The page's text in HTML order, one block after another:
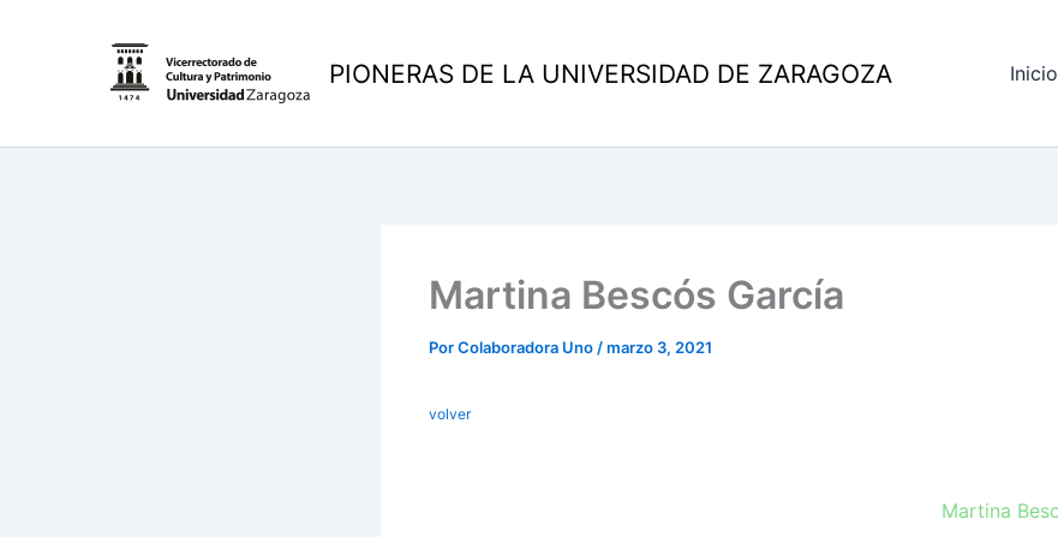
PIONERAS DE LA UNIVERSIDAD DE ZARAGOZA Inicio
Martina Bescós García
PorColaboradora Uno /marzo 3, 2021
volver
Martina